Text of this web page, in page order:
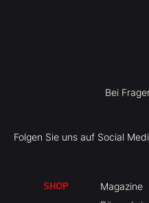
Bei
Folgen Sie uns auf Social
SHOP
Magazine